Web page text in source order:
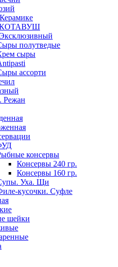
полутведые
сыры
ассорти
Режан
консервы
Консервы 240 гр.
Консервы 160 гр.
Уха. Щи
кусочки. Суфле
шейки